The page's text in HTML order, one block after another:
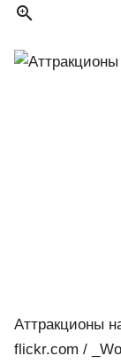

Аттракционы
flickr.com /